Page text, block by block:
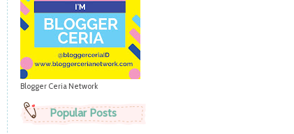
Blogger Ceria Network
Popular Posts